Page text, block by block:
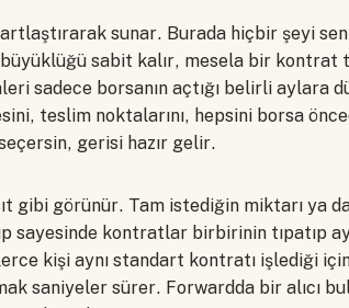
sunar. Burada hiçbir şeyi
sabit kalır, mesela bir kontrat
sadece borsanın açtığı belirli aylara
teslim noktalarını, hepsini borsa
gerisi hazır gelir.
gibi görünür. Tam istediğin miktarı ya
kontratlar birbirinin tıpatıp
kişi aynı standart kontratı işlediği
saniyeler sürer. Forwardda bir alıcı